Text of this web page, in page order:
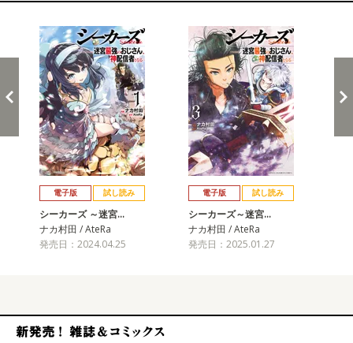
電子版 試し読み
シーカーズ ～迷宮…
ナカ村田 / AteRa
発売日：2024.04.25
電子版 試し読み
シーカーズ～迷宮…
ナカ村田 / AteRa
発売日：2025.01.27